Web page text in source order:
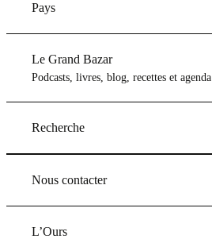
Pays
Le Grand Bazar
Podcasts, livres, blog, recettes et agenda
Recherche
Nous contacter
L’Ours